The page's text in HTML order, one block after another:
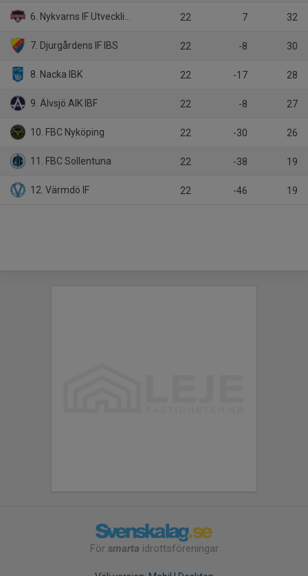
6. Nykvarns IF Utveckling 22 7 32
7. Djurgårdens IF IBS 22 -8 30
8. Nacka IBK 22 -17 28
9. Älvsjö AIK IBF 22 -8 27
10. FBC Nyköping 22 -30 26
11. FBC Sollentuna 22 -38 19
12. Värmdö IF 22 -46 19
För smarta idrottsföreningar